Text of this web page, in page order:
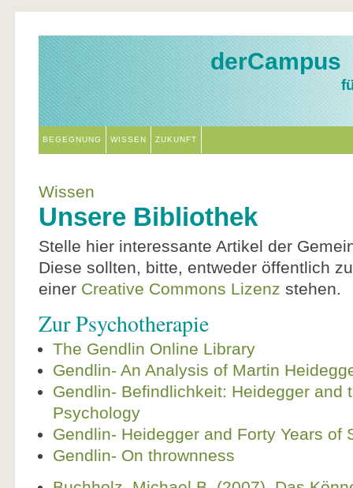
derCampus
BEGEGNUNG WISSEN ZUKUNFT
Wissen
Unsere Bibliothek
Stelle hier interessante Artikel der
Diese sollten, bitte, entweder öffentlich
einer Creative Commons Lizenz stehen.
Zur Psychotherapie
The Gendlin Online Library
Gendlin- An Analysis of Martin
Gendlin- Befindlichkeit: Heidegger and
Psychology
Gendlin- Heidegger and Forty Years of
Gendlin- On thrownness